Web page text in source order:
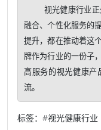
融合、个性化服务的
提升，都在推动着这
牌作为行业的一份子
高服务的视光健康产
流。
标签： #视光健康行业